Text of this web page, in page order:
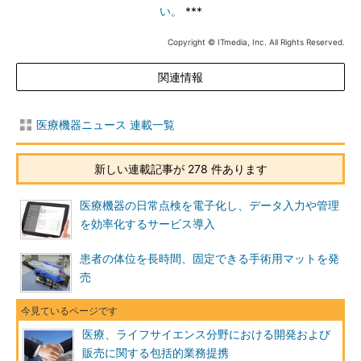
い。
***
Copyright © ITmedia, Inc. All Rights Reserved.
関連情報
医療機器ニュース 連載一覧
新しい連載記事が 278 件あります
医療機器の日常点検を電子化し、データ入力や管理
を効率化するサービス導入
患者の体位を長時間、固定できる手術用マットを発
売
医療、ライフサイエンス分野における開発および
販売に関する包括的業務提携